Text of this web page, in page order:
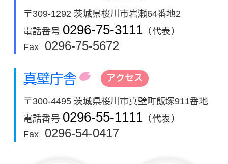
〒309-1292 茨城県桜川市岩瀬64番地2
電話番号 0296-75-3111 （代表）
Fax
0296-75-5672
真壁庁舎 アクセス
〒300-4495 茨城県桜川市真壁町飯塚911番地
電話番号 0296-55-1111 （代表）
Fax
0296-54-0417